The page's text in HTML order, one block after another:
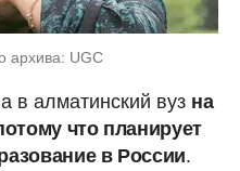
архива: UGC
в алматинский вуз на
что планирует
в России.